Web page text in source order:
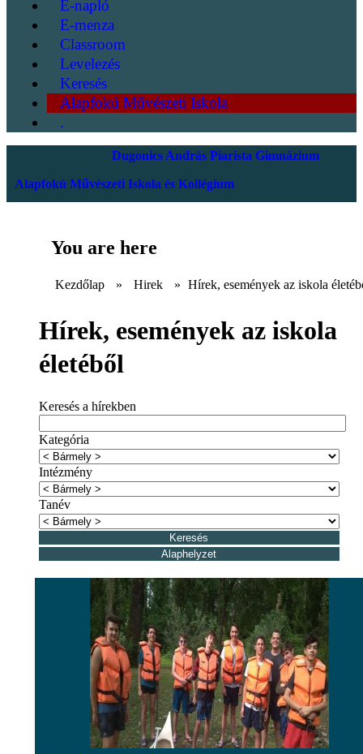
E-napló
E-menza
Classroom
Levelezés
Keresés
Alapfokú Művészeti Iskola
.
Dugonics András Piarista Gimnázium
Alapfokú Művészeti Iskola és Kollégium
You are here
Kezdőlap » Hirek » Hírek, események az iskola
Hírek, események az iskola
életéből
Keresés a hírekben
Kategória
Intézmény
Tanév